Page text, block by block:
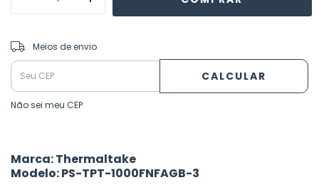
Entregas para o CEP:
Meios de envio
CALCULAR
Não sei meu CEP
Marca: Thermaltake
Modelo: PS-TPT-1000FNFAGB-3